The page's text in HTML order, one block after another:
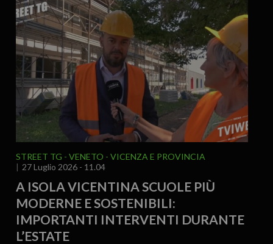
STREET TG VENETO
VICENZA E PROVINCIA
27 Luglio 2026 - 11.04
A ISOLA VICENTINA SCUOLE PIÙ
MODERNE E SOSTENIBILI:
IMPORTANTI INTERVENTI DURANTE
L’ESTATE